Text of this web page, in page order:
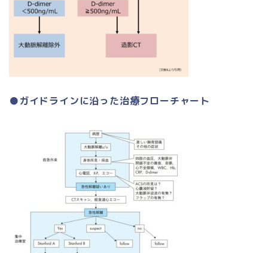
●ガイドラインに沿った治療フローチャート